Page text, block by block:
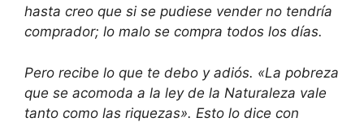
hasta creo que si se pudiese vender no tendría
comprador; lo malo se compra todos los días.
Pero recibe lo que te debo y adiós. «La pobreza
que se acomoda a la ley de la Naturaleza vale
tanto como las riquezas». Esto lo dice con